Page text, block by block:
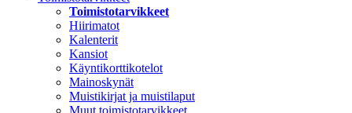
Toimistotarvikkeet
Hiirimatot
Kalenterit
Kansiot
Käyntikorttikotelot
Mainoskynät
Muistikirjat ja muistilaput
Muut toimistotarvikkeet